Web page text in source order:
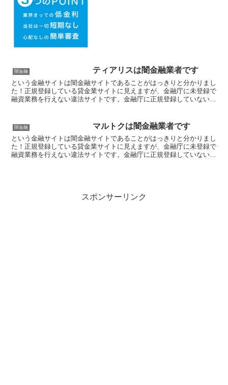
闇金融 ティアリスは闇金融業者です
という金融サイトは闇金融サイトであることがはっきりと分かりまし
た！正規登録している貸金業サイトに見えますが、金融庁に未登録で
融資業務を行えない違法サイトです。金融庁に正規登録していない未
闇金融 マルトクは闇金融業者です
という金融サイトは闇金融サイトであることがはっきりと分かりまし
た！正規登録している貸金業サイトに見えますが、金融庁に未登録で
融資業務を行えない違法サイトです。金融庁に正規登録していない未
スポンサーリンク